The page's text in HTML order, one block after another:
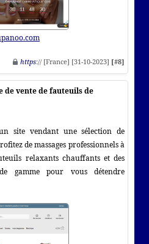
https:// [France] [31-10-2023] [#8]
de vente de fauteuils de
site vendant une sélection de
de massages professionnels à
relaxants chauffants et des
gamme pour vous détendre